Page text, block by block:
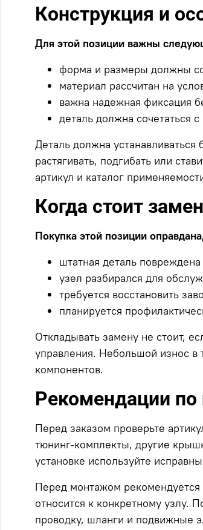
Конструкция и
Для этой позиции важны
форма и размеры должны
материал рассчитан на
важна надежная фиксация
деталь должна сочетаться
Деталь должна
растягивать, подгибать или
артикул и каталог
Когда стоит
Покупка этой позиции
штатная деталь повреждена
узел разбирался для
требуется восстановить
планируется
Откладывать замену не стоит,
управления. Небольшой износ в
компонентов.
Рекомендации по
Перед заказом проверьте
тюнинг-комплекты, другие
установке используйте
Перед монтажом рекомендуется
относится к конкретному узлу.
проводку, шланги и подвижные